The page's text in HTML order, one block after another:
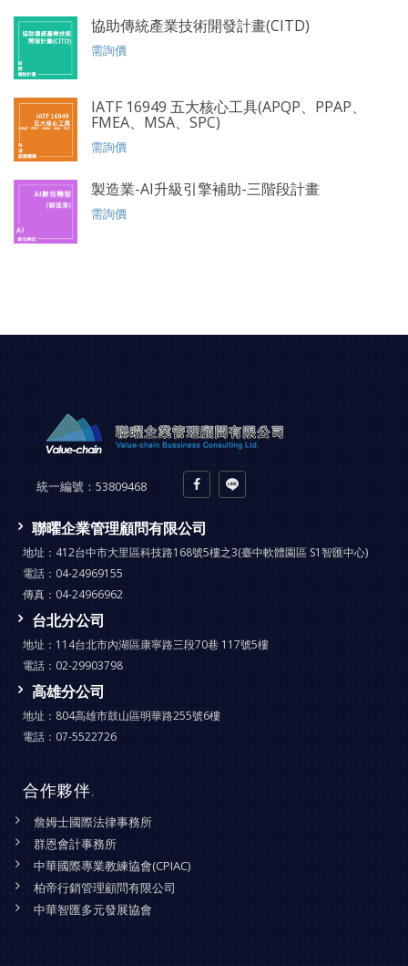
協助傳統產業技術開發計畫(CITD)
需詢價
IATF 16949 五大核心工具(APQP、PPAP、
FMEA、MSA、SPC)
需詢價
製造業-AI升級引擎補助-三階段計畫
需詢價
統一編號： 53809468
聯曜企業管理顧問有限公司
地址： 412台中市大里區科技路168號5樓之3(臺中軟體園區 S1智匯中心)
電話： 04-24969155
傳真： 04-24966962
台北分公司
地址： 114台北市內湖區康寧路三段70巷 117號5樓
電話： 02-29903798
高雄分公司
地址： 804高雄市鼓山區明華路255號6樓
電話： 07-5522726
合作夥伴.
詹姆士國際法律事務所
群恩會計事務所
中華國際專業教練協會(CPIAC)
柏帝行銷管理顧問有限公司
中華智匯多元發展協會